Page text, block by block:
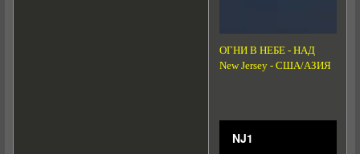
ОГНИ В НЕБЕ - НАД
New Jersey - США/АЗИЯ